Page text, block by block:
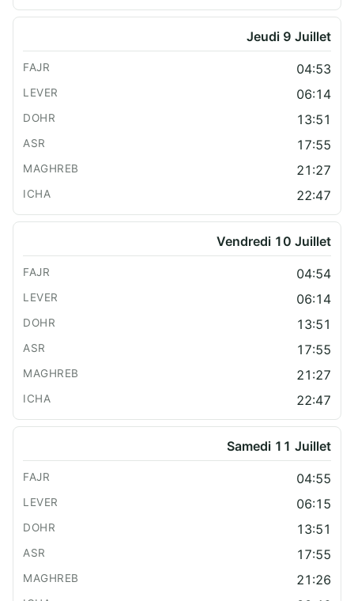
Jeudi 9 Juillet
04:53
06:14
13:51
17:55
21:27
22:47
Vendredi 10 Juillet
04:54
06:14
13:51
17:55
21:27
22:47
Samedi 11 Juillet
04:55
06:15
13:51
17:55
21:26